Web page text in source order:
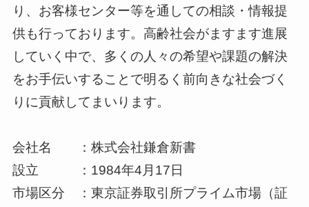
り、お客様センター等を通しての相談・情報提
供も行っております。高齢社会がますます進展
していく中で、多くの人々の希望や課題の解決
をお手伝いすることで明るく前向きな社会づく
りに貢献してまいります。
会社名 ：株式会社鎌倉新書
設立 ：1984年4月17日
市場区分 ：東京証券取引所プライム市場（証